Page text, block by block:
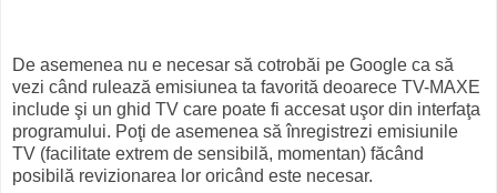
De asemenea nu e necesar să cotrobăi pe Google ca să
vezi când rulează emisiunea ta favorită deoarece TV-MAXE
include şi un ghid TV care poate fi accesat uşor din interfaţa
programului. Poţi de asemenea să înregistrezi emisiunile
TV (facilitate extrem de sensibilă, momentan) făcând
posibilă revizionarea lor oricând este necesar.